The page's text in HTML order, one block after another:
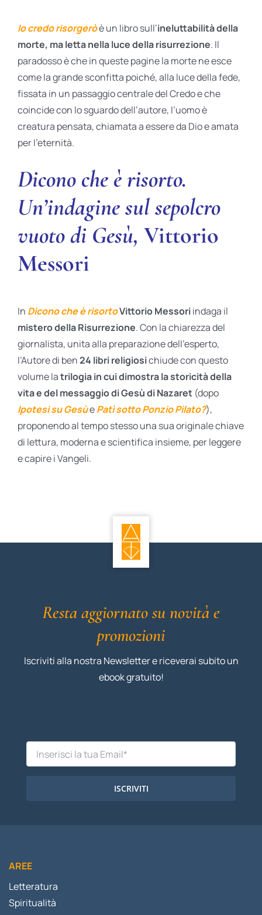
Io credo risorgeròè un libro sull’ineluttabilità della
morte, ma letta nella luce della risurrezione. Il
paradosso è che in queste pagine la morte ne esce
come la grande sconfitta poiché, alla luce della fede,
fissata in un passaggio centrale del Credo e che
coincide con lo sguardo dell’autore, l’uomo è
creatura pensata, chiamata a essere da Dio e amata
per l’eternità.
Dicono che è risorto.
Un’indagine sul sepolcro
vuoto di Gesù, Vittorio
Messori
In Dicono che è risortoVittorio Messoriindaga il
mistero della Risurrezione. Con la chiarezza del
giornalista, unita alla preparazione dell’esperto,
l’Autore di ben24 libri religiosichiude con questo
volume latrilogia in cui dimostra la storicità della
vita e del messaggio di Gesù di Nazaret (dopo
Ipotesi su GesùePatì sotto Ponzio Pilato?),
proponendo al tempo stesso una sua originale chiave
di lettura, moderna e scientifica insieme, per leggere
e capire i Vangeli.
Resta aggiornato su novità e
promozioni
Iscriviti alla nostra Newsletter e riceverai subito un
ebook gratuito!
ISCRIVITI
AREE
Letteratura
Spiritualità